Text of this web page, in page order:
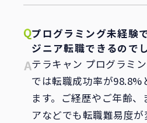
プログラミング未経験
ジニア転職できるので
テラキャン プログラミ
では転職成功率が98.8%
ます。ご経歴やご年齢
アなどでも転職難易度が